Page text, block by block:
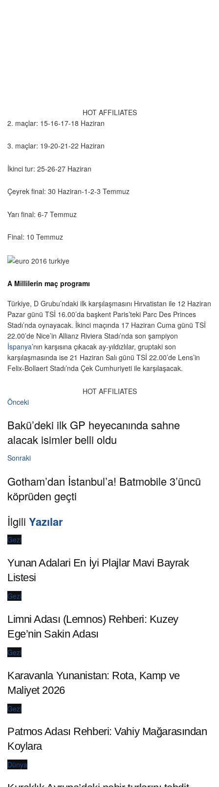
HOT AFFILIATES
2. maçlar: 15-16-17-18 Haziran
3. maçlar: 19-20-21-22 Haziran
İkinci tur: 25-26-27 Haziran
Çeyrek final: 30 Haziran-1-2-3 Temmuz
Yarı final: 6-7 Temmuz
Final: 10 Temmuz
A Millilerin maç programı
Türkiye, D Grubu’ndaki ilk karşılaşmasını Hırvatistan ile 12 Haziran
Pazar günü TSİ 16.00’da başkent Paris’teki Parc Des Princes
Stadı’nda oynayacak. İkinci maçında 17 Haziran Cuma günü TSİ
22.00’de Nice’in Allianz Riviera Stadı’nda son şampiyon
İspanya’nın karşısına çıkacak ay-yıldızlılar, gruptaki son
karşılaşmasında ise 21 Haziran Salı günü TSİ 22.00’de Lens’in
Felix-Bollaert Stadı’nda Çek Cumhuriyeti ile karşılaşacak.
HOT AFFILIATES
Önceki
Bakü’deki ilk GP heyecanında sahne
alacak isimler belli oldu
Sonraki
Gotham’dan İstanbul’a! Batmobile 3’üncü
köprüden geçti
İlgili Yazılar
Gezi
Yunan Adalari En İyi Plajlar Mavi Bayrak
Listesi
Gezi
Limni Adası (Lemnos) Rehberi: Kuzey
Ege’nin Sakin Adası
Gezi
Karavanla Yunanistan: Rota, Kamp ve
Maliyet 2026
Gezi
Patmos Adası Rehberi: Vahiy Mağarasından
Koylara
Dünya